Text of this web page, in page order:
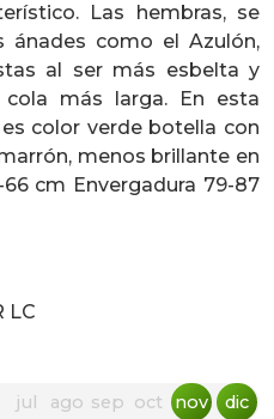
Las hembras, se
como el Azulón,
al ser más esbelta y
más larga. En esta
color verde botella con
menos brillante en
cm Envergadura 79-87
LC
jul ago sep oct nov dic